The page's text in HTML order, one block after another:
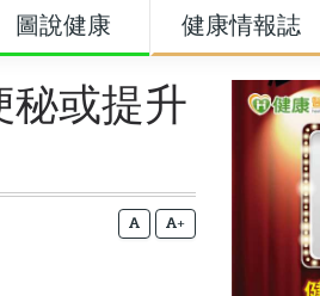
圖說健康 健康情報誌
秘或提升
+